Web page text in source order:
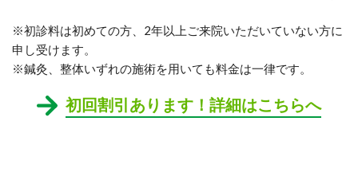
※初診料は初めての方、2年以上ご来院いただいていない方に
申し受けます。
※鍼灸、整体いずれの施術を用いても料金は一律です。
初回割引あります！詳細はこちらへ